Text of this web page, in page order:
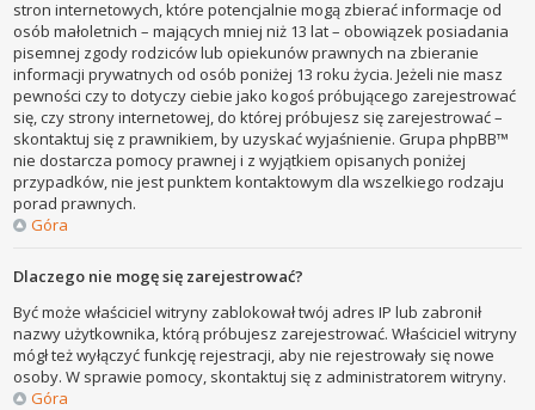
stron internetowych, które potencjalnie mogą zbierać informacje od
osób małoletnich – mających mniej niż 13 lat – obowiązek posiadania
pisemnej zgody rodziców lub opiekunów prawnych na zbieranie
informacji prywatnych od osób poniżej 13 roku życia. Jeżeli nie masz
pewności czy to dotyczy ciebie jako kogoś próbującego zarejestrować
się, czy strony internetowej, do której próbujesz się zarejestrować –
skontaktuj się z prawnikiem, by uzyskać wyjaśnienie. Grupa phpBB™
nie dostarcza pomocy prawnej i z wyjątkiem opisanych poniżej
przypadków, nie jest punktem kontaktowym dla wszelkiego rodzaju
porad prawnych.
Góra
Dlaczego nie mogę się zarejestrować?
Być może właściciel witryny zablokował twój adres IP lub zabronił
nazwy użytkownika, którą próbujesz zarejestrować. Właściciel witryny
mógł też wyłączyć funkcję rejestracji, aby nie rejestrowały się nowe
osoby. W sprawie pomocy, skontaktuj się z administratorem witryny.
Góra